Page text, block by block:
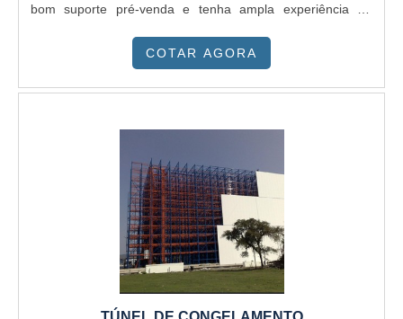
bom suporte pré-venda e tenha ampla experiência no
FRIGORÍFICAQuem busca por painel câmara frigorífica em
Montagens. A companhia atua com telha térmica e painel
frigorífica, sempre deve-se buscar uma empresa que tenha
produtos e serviços com ótima qualidade e proteção,
detalhes que passam despercebidos em outras
companhias e podem gerar prejuízos futuros para os
clientes.É importante lembrar que o produto deve sempre
ser adquirido com companhias especializadas no
COTAR AGORA